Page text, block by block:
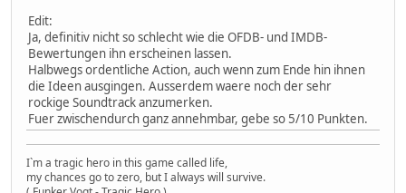
Edit:
Ja, definitiv nicht so schlecht wie die OFDB- und IMDB-
Bewertungen ihn erscheinen lassen.
Halbwegs ordentliche Action, auch wenn zum Ende hin ihnen
die Ideen ausgingen. Ausserdem waere noch der sehr
rockige Soundtrack anzumerken.
Fuer zwischendurch ganz annehmbar, gebe so 5/10 Punkten.
I`m a tragic hero in this game called life,
my chances go to zero, but I always will survive.